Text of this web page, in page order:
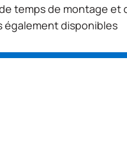
temps de montage et
également disponibles